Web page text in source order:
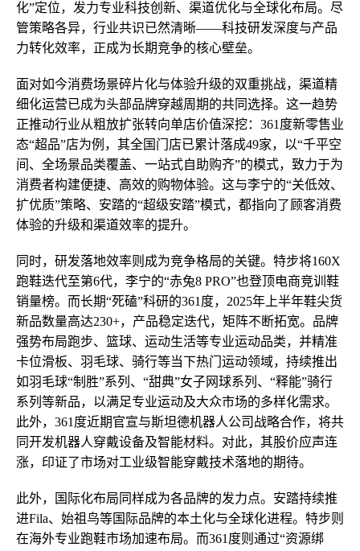
化”定位，发力专业科技创新、渠道优化与全球化布局。尽
管策略各异，行业共识已然清晰——科技研发深度与产品
力转化效率，正成为长期竞争的核心壁垒。
面对如今消费场景碎片化与体验升级的双重挑战，渠道精
细化运营已成为头部品牌穿越周期的共同选择。这一趋势
正推动行业从粗放扩张转向单店价值深挖：361度新零售业
态“超品”店为例，其全国门店已累计落成49家，以“千平空
间、全场景品类覆盖、一站式自助购齐”的模式，致力于为
消费者构建便捷、高效的购物体验。这与李宁的“关低效、
扩优质”策略、安踏的“超级安踏”模式，都指向了顾客消费
体验的升级和渠道效率的提升。
同时，研发落地效率则成为竞争格局的关键。特步将160X
跑鞋迭代至第6代，李宁的“赤兔8 PRO”也登顶电商竞训鞋
销量榜。而长期“死磕”科研的361度，2025年上半年鞋尖货
新品数量高达230+，产品稳定迭代，矩阵不断拓宽。品牌
强势布局跑步、篮球、运动生活等专业运动品类，并精准
卡位滑板、羽毛球、骑行等当下热门运动领域，持续推出
如羽毛球“制胜”系列、“甜典”女子网球系列、“释能”骑行
系列等新品，以满足专业运动及大众市场的多样化需求。
此外，361度近期官宣与斯坦德机器人公司战略合作，将共
同开发机器人穿戴设备及智能材料。对此，其股价应声连
涨，印证了市场对工业级智能穿戴技术落地的期待。
此外，国际化布局同样成为各品牌的发力点。安踏持续推
进Fila、始祖鸟等国际品牌的本土化与全球化进程。特步则
在海外专业跑鞋市场加速布局。而361度则通过“资源绑